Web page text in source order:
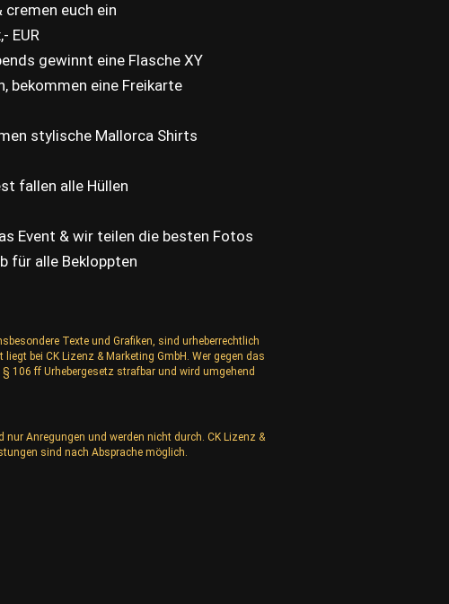
cremen euch ein
EUR
gewinnt eine Flasche XY
bekommen eine Freikarte
stylische Mallorca Shirts
fallen alle Hüllen
Event & wir teilen die besten Fotos
für alle Bekloppten
Texte und Grafiken, sind urheberrechtlich
bei CK Lizenz & Marketing GmbH. Wer gegen das
106 ff Urhebergesetz strafbar und wird umgehend
Anregungen und werden nicht durch. CK Lizenz &
sind nach Absprache möglich.